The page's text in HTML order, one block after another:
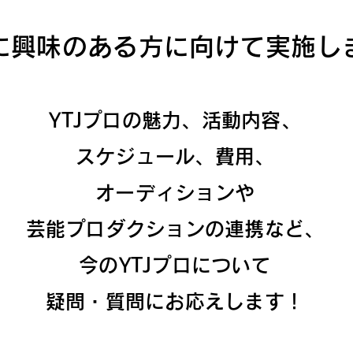
興味のある方に向けて実施し
YTJプロの魅力、活動内容、
スケジュール、費用、
オーディションや
芸能プロダクションの連携など、
今のYTJプロについて
疑問・質問にお応えします！